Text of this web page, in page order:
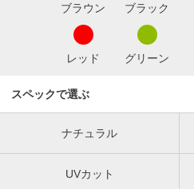
ブラウン ブラック
レッド グリーン
スペックで選ぶ
ナチュラル
UVカット